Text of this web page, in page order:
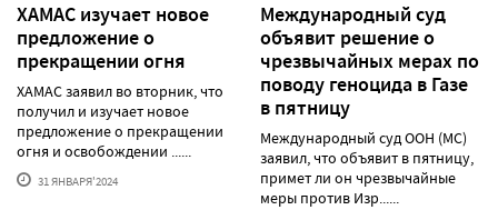
ХАМАС изучает новое
предложение о
прекращении огня
ХАМАС заявил во вторник, что
получил и изучает новое
предложение о прекращении
огня и освобождении ......
31 ЯНВАРЯ'2024
Международный суд
объявит решение о
чрезвычайных мерах по
поводу геноцида в Газе
в пятницу
Международный суд ООН (МС)
заявил, что объявит в пятницу,
примет ли он чрезвычайные
меры против Изр......